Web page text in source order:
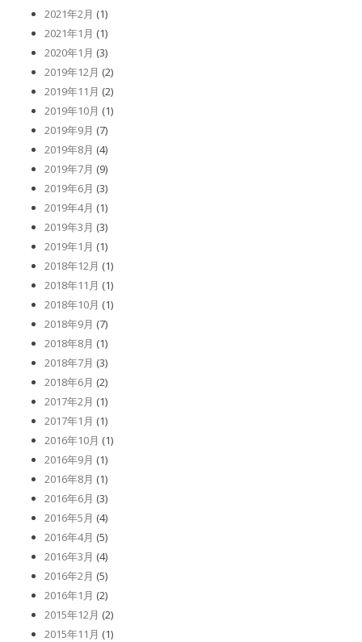
2021年2月 (1)
2021年1月 (1)
2020年1月 (3)
2019年12月 (2)
2019年11月 (2)
2019年10月 (1)
2019年9月 (7)
2019年8月 (4)
2019年7月 (9)
2019年6月 (3)
2019年4月 (1)
2019年3月 (3)
2019年1月 (1)
2018年12月 (1)
2018年11月 (1)
2018年10月 (1)
2018年9月 (7)
2018年8月 (1)
2018年7月 (3)
2018年6月 (2)
2017年2月 (1)
2017年1月 (1)
2016年10月 (1)
2016年9月 (1)
2016年8月 (1)
2016年6月 (3)
2016年5月 (4)
2016年4月 (5)
2016年3月 (4)
2016年2月 (5)
2016年1月 (2)
2015年12月 (2)
2015年11月 (1)